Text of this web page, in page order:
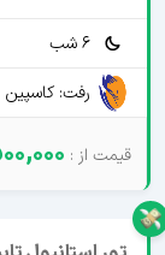
6 شب
رفت: کاسپین